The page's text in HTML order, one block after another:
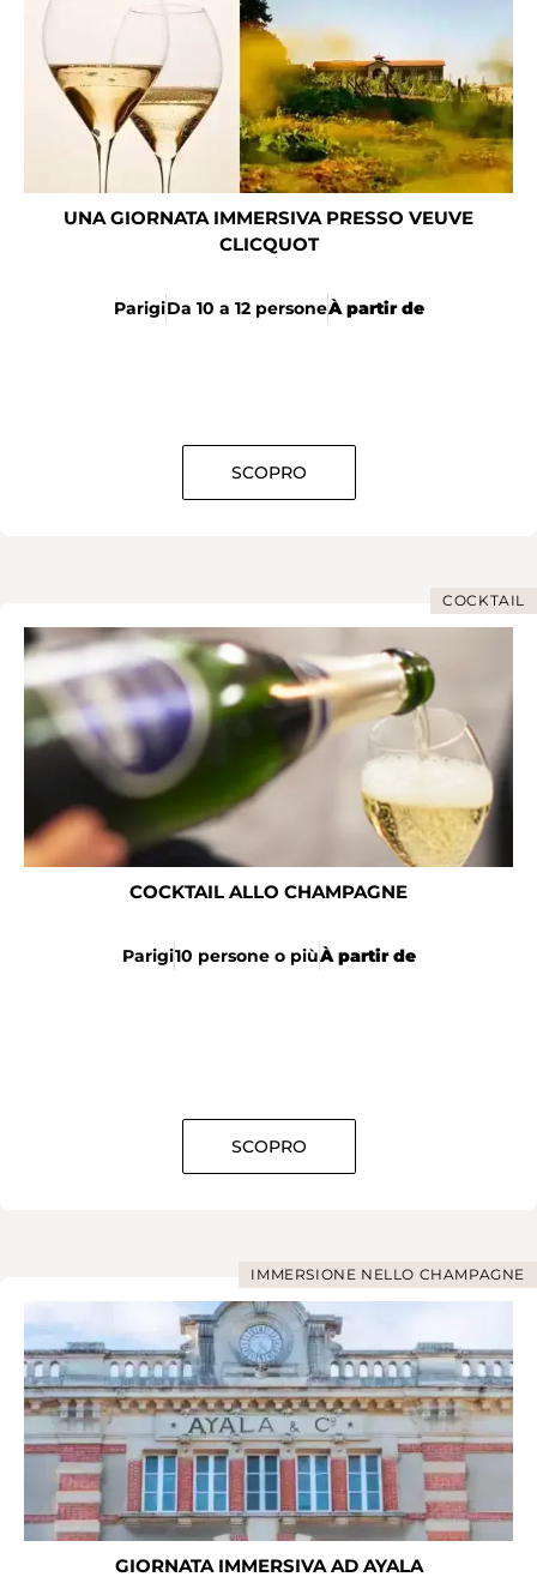
UNA GIORNATA IMMERSIVA PRESSO VEUVE
CLICQUOT
ParigiDa 10 a 12 personeÀ partir de
SCOPRO
COCKTAIL
COCKTAIL ALLO CHAMPAGNE
Parigi10 persone o piùÀ partir de
SCOPRO
IMMERSIONE NELLO CHAMPAGNE
GIORNATA IMMERSIVA AD AYALA